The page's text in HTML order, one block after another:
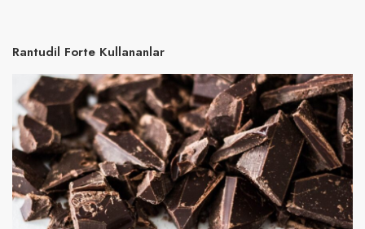
Rantudil Forte Kullananlar